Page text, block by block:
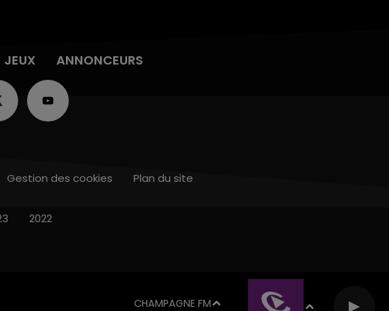
JEUX ANNONCEURS
CHAMPAGNE FM
Gestion des cookies Plan du site
2022